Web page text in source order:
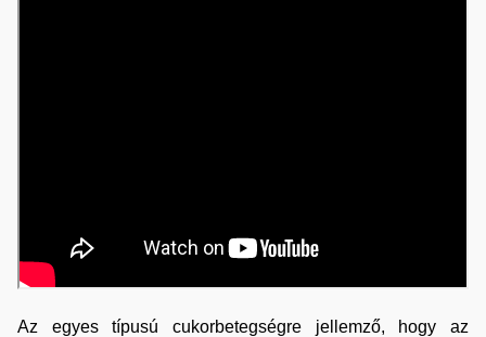
Az egyes típusú cukorbetegségre jellemző, hogy az